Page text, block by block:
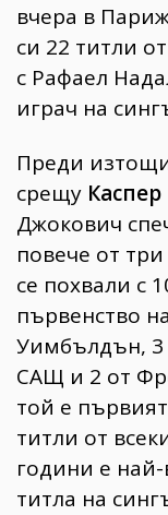
вчера в
си 22 титли
с Рафаел
играч на
Преди
срещу Каспер
Джокович
повече от
се похвали с
първенство
Уимбълдън, 3
САЩ и 2 от
той е
титли от
години е най-
титла на